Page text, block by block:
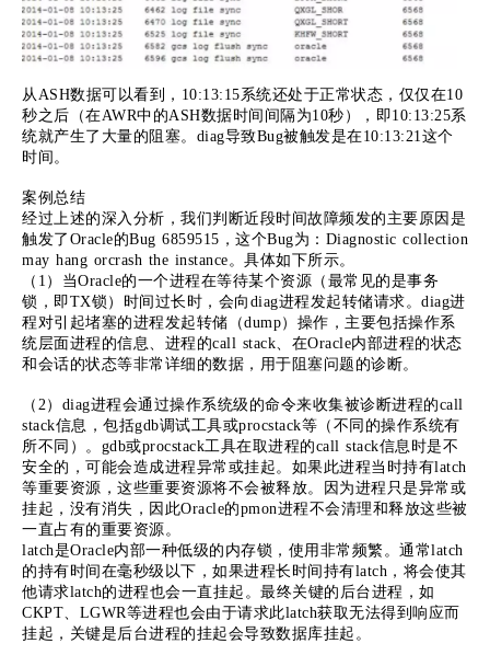
从ASH数据可以看到，10:13:15系统还处于正常状态，仅仅在10
秒之后（在AWR中的ASH数据时间间隔为10秒），即10:13:25系
统就产生了大量的阻塞。diag导致Bug被触发是在10:13:21这个
时间。
案例总结
经过上述的深入分析，我们判断近段时间故障频发的主要原因是
触发了Oracle的Bug 6859515，这个Bug为：Diagnostic collection
may hang orcrash the instance。具体如下所示。
（1）当Oracle的一个进程在等待某个资源（最常见的是事务
锁，即TX锁）时间过长时，会向diag进程发起转储请求。diag进
程对引起堵塞的进程发起转储（dump）操作，主要包括操作系
统层面进程的信息、进程的call stack、在Oracle内部进程的状态
和会话的状态等非常详细的数据，用于阻塞问题的诊断。
（2）diag进程会通过操作系统级的命令来收集被诊断进程的call
stack信息，包括gdb调试工具或procstack等（不同的操作系统有
所不同）。gdb或procstack工具在取进程的call stack信息时是不
安全的，可能会造成进程异常或挂起。如果此进程当时持有latch
等重要资源，这些重要资源将不会被释放。因为进程只是异常或
挂起，没有消失，因此Oracle的pmon进程不会清理和释放这些被
一直占有的重要资源。
latch是Oracle内部一种低级的内存锁，使用非常频繁。通常latch
的持有时间在毫秒级以下，如果进程长时间持有latch，将会使其
他请求latch的进程也会一直挂起。最终关键的后台进程，如
CKPT、LGWR等进程也会由于请求此latch获取无法得到响应而
挂起，关键是后台进程的挂起会导致数据库挂起。